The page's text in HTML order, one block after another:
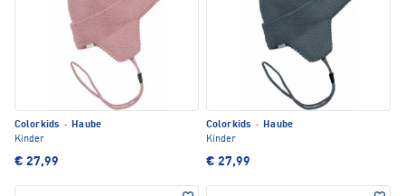
Colorkids · Haube
Kinder
€ 27,99
Colorkids · Haube
Kinder
€ 27,99